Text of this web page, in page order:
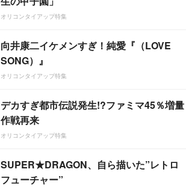
オリコンタイアップ特集
向井康二イケメンすぎ！純愛『（LOVE
SONG）』
オリコンタイアップ特集
デカすぎ都市伝説発生!?ファミマ45％増量
作戦再来
オリコンタイアップ特集
SUPER★DRAGON、自ら描いた”レトロ
フューチャー”